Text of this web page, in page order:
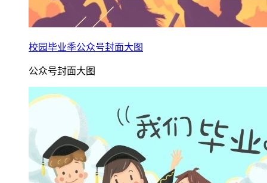
校园毕业季公众号封面大图
公众号封面大图